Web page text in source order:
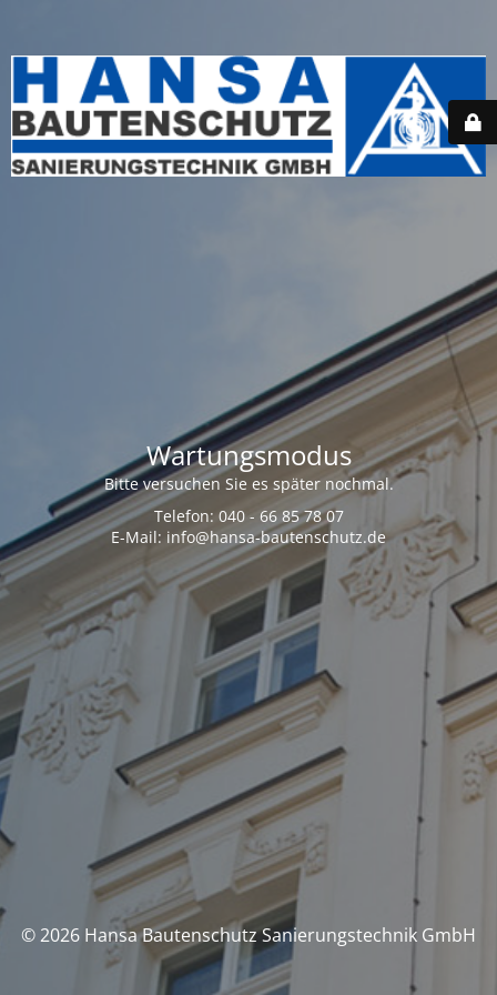
Wartungsmodus
Bitte versuchen Sie es später nochmal.
Telefon: 040 - 66 85 78 07
E-Mail: info@hansa-bautenschutz.de
© 2026 Hansa Bautenschutz Sanierungstechnik GmbH